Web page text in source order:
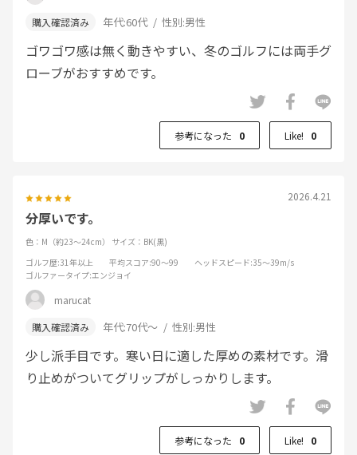
年代:60代 性別:男性
ゴワゴワ感は無く動きやすい、冬のゴルフには両手グ
ローブがおすすめです。
参考になった 0 Like! 0
2026.4.21
分厚いです。
色：M（約23～24cm）
サイズ：BK(黒)
ゴルフ歴:31年以上 平均スコア:90～99 ヘッドスピード:35～39m/s
ゴルファータイプ:エンジョイ
marucat
年代:70代～ 性別:男性
少し派手目です。寒い日に適した厚めの素材です。滑
り止めがついてグリップがしっかりします。
参考になった 0 Like! 0